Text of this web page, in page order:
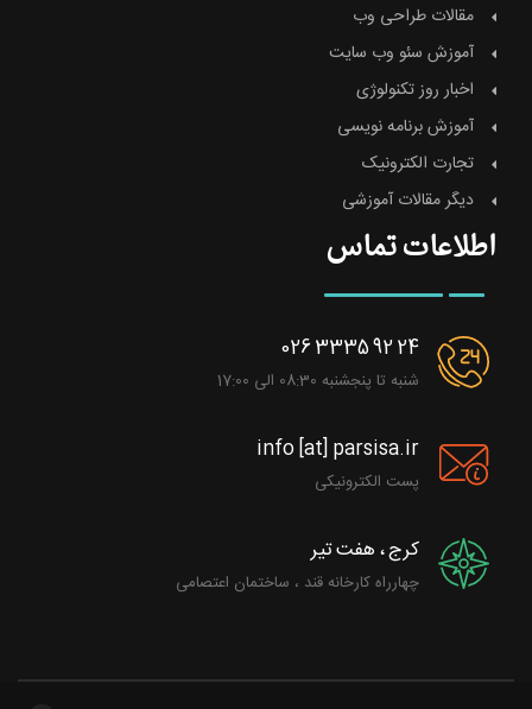
مقالات طراحی وب
آموزش سئو وب سایت
اخبار روز تکنولوژی
آموزش برنامه نویسی
تجارت الکترونیک
دیگر مقالات آموزشی
اطلاعات تماس
026 3335 92 24
شنبه تا پنجشنبه 08:30 الی 17:00
info [at] parsisa.ir
پست الکترونیکی
کرج ، هفت تیر
چهارراه کارخانه قند ، ساختمان اعتصامی